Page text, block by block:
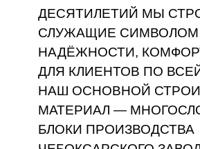
ОБЕСПЕЧИВАЮТ АКУСТИЧЕСКИЙ
КОМФОРТ ВНУТРЕННЕГО
ПРОСТРАНСТВА.